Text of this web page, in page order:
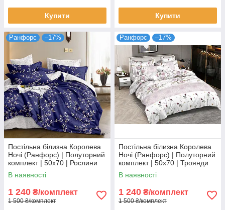
Купити Купити
Ранфорс –17%
Постільна білизна Королева
Ночі (Ранфорс) | Полуторний
комплект | 50х70 | Рослини
на синьому
В наявності
1 240 ₴/комплект
1 500 ₴/комплект
Ранфорс –17%
Постільна білизна Королева
Ночі (Ранфорс) | Полуторний
комплект | 50х70 | Троянди
та орнамент на білому
В наявності
1 240 ₴/комплект
1 500 ₴/комплект